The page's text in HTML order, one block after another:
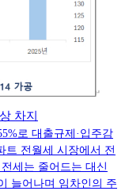
차지
로 대출규제·입주감
트 전월세 시장에서 전
세는 줄어드는 대신
늘어나며 임차인의 주